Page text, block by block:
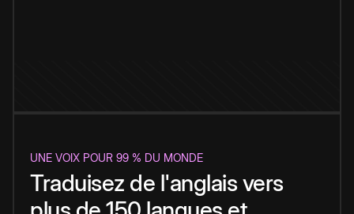
UNE VOIX POUR 99 % DU MONDE
Traduisez de l'anglais vers